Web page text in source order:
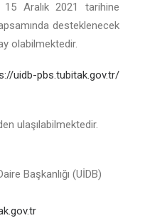
15 Aralık 2021 tarihine
desteklenecek
olabilmektedir.
uidb-pbs.tubitak.gov.tr/
ulaşılabilmektedir.
Başkanlığı (UİDB)